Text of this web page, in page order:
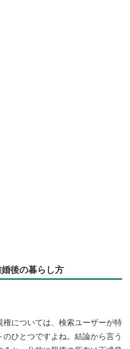
後の暮らし方
権については、検索ユーザーが特
ひとつですよね。結論から言う